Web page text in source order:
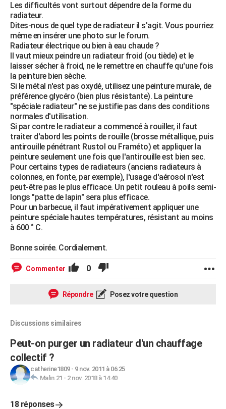
Les difficultés vont surtout dépendre de la forme du
radiateur.
Dites-nous de quel type de radiateur il s'agit. Vous pourriez
même en insérer une photo sur le forum.
Radiateur électrique ou bien à eau chaude ?
Il vaut mieux peindre un radiateur froid (ou tiède) et le
laisser sécher à froid, ne le remettre en chauffe qu'une fois
la peinture bien sèche.
Si le métal n'est pas oxydé, utilisez une peinture murale, de
préférence glycéro (bien plus résistante). La peinture
"spéciale radiateur" ne se justifie pas dans des conditions
normales d'utilisation.
Si par contre le radiateur a commencé à rouiller, il faut
traiter d'abord les points de rouille (brosse métallique, puis
antirouille pénétrant Rustol ou Framéto) et appliquer la
peinture seulement une fois que l'antirouille est bien sec.
Pour certains types de radiateurs (anciens radiateurs à
colonnes, en fonte, par exemple), l'usage d'aérosol n'est
peut-être pas le plus efficace. Un petit rouleau à poils semi-
longs "patte de lapin" sera plus efficace.
Pour un barbecue, il faut impérativement appliquer une
peinture spéciale hautes températures, résistant au moins
à 600 ° C.
Bonne soirée. Cordialement.
Commenter 0
Répondre Posez votre question
Discussions similaires
Peut-on purger un radiateur d'un chauffage
collectif ?
catherine1809- 9 nov. 2011 à 06:25
Malin.21 - 2 nov. 2018 à 14:40
18 réponses